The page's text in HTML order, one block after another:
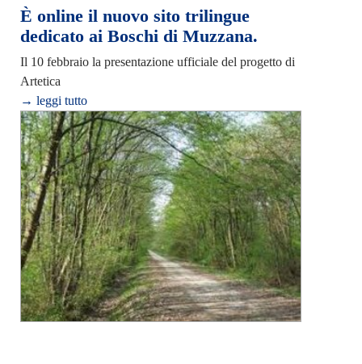
È online il nuovo sito trilingue
dedicato ai Boschi di Muzzana.
Il 10 febbraio la presentazione ufficiale del progetto di
Artetica
→ leggi tutto